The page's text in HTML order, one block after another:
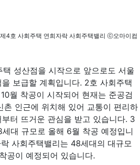
4호 사회주택 연희자락 사회주택밸리 ⓒ오마이컴
택 성산점을 시작으로 앞으로도 서울
보급할 계획입니다. 2호 사회주택
월 착공이 시작되어 현재는 준공검
촌 인근에 위치해 있어 교통이 편리하
터 뜨거운 관심을 받고 있습니다. 3
대 규모로 올해 6월 착공 예정입니
사회주택밸리는 48세대의 대규모
공이 예정되어 있습니다.